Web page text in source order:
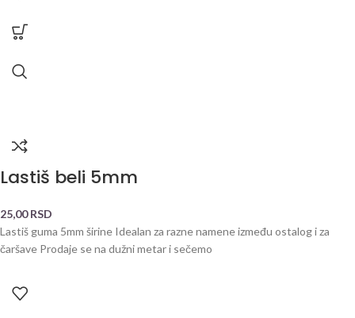
Lastiš beli 5mm
25,00RSD
Lastiš guma 5mm širine Idealan za razne namene između ostalog i za
čaršave Prodaje se na dužni metar i sečemo